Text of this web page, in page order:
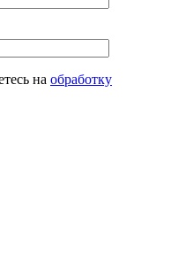
на обработку